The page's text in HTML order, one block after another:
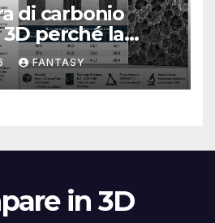
di carbonio
perché la
urti dipende
FANTASY
in 3D